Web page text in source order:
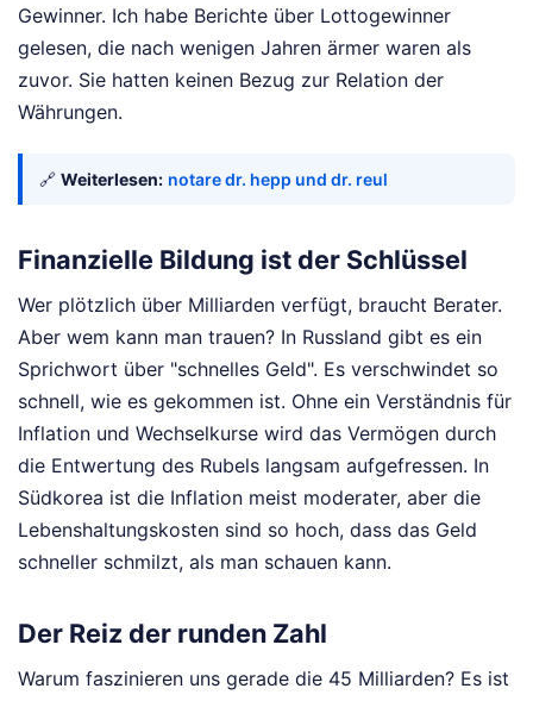
Gewinner. Ich habe Berichte über Lottogewinner
gelesen, die nach wenigen Jahren ärmer waren als
zuvor. Sie hatten keinen Bezug zur Relation der
Währungen.
🔗 Weiterlesen: notare dr. hepp und dr. reul
Finanzielle Bildung ist der Schlüssel
Wer plötzlich über Milliarden verfügt, braucht Berater.
Aber wem kann man trauen? In Russland gibt es ein
Sprichwort über "schnelles Geld". Es verschwindet so
schnell, wie es gekommen ist. Ohne ein Verständnis für
Inflation und Wechselkurse wird das Vermögen durch
die Entwertung des Rubels langsam aufgefressen. In
Südkorea ist die Inflation meist moderater, aber die
Lebenshaltungskosten sind so hoch, dass das Geld
schneller schmilzt, als man schauen kann.
Der Reiz der runden Zahl
Warum faszinieren uns gerade die 45 Milliarden? Es ist